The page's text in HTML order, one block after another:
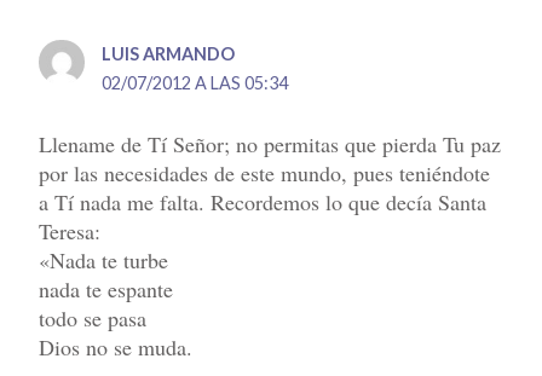
LUIS ARMANDO
02/07/2012 A LAS 05:34
Llename de Tí Señor; no permitas que pierda Tu paz
por las necesidades de este mundo, pues teniéndote
a Tí nada me falta. Recordemos lo que decía Santa
Teresa:
«Nada te turbe
nada te espante
todo se pasa
Dios no se muda.